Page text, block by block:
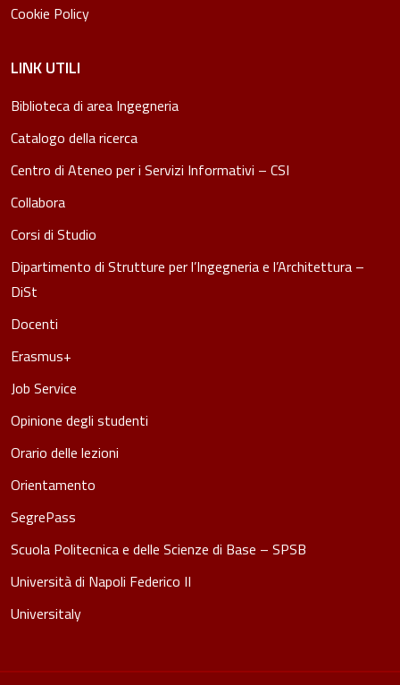
Cookie Policy
LINK UTILI
Biblioteca di area Ingegneria
Catalogo della ricerca
Centro di Ateneo per i Servizi Informativi – CSI
Collabora
Corsi di Studio
Dipartimento di Strutture per l’Ingegneria e l’Architettura –
DiSt
Docenti
Erasmus+
Job Service
Opinione degli studenti
Orario delle lezioni
Orientamento
SegrePass
Scuola Politecnica e delle Scienze di Base – SPSB
Università di Napoli Federico II
Universitaly